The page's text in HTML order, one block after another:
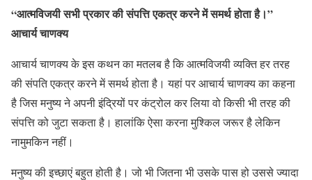
“आत्मविजयी सभी प्रकार की संपत्ति एकत्र करने में समर्थ होता है।”
आचार्य चाणक्य
आचार्य चाणक्य के इस कथन का मतलब है कि आत्मविजयी व्यक्ति हर तरह
की संपति एकत्र करने में समर्थ होता है। यहां पर आचार्य चाणक्य का कहना
है जिस मनुष्य ने अपनी इंद्रियों पर कंट्रोल कर लिया वो किसी भी तरह की
संपत्ति को जुटा सकता है। हालांकि ऐसा करना मुश्किल जरूर है लेकिन
नामुमकिन नहीं।
मनुष्य की इच्छाएं बहुत होती है। जो भी जितना भी उसके पास हो उससे ज्यादा